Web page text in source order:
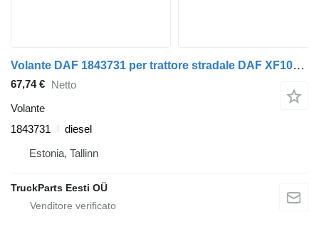
Volante DAF 1843731 per trattore stradale DAF XF106 (2014-)
67,74 € Netto
Volante
1843731
diesel
Estonia, Tallinn
TruckParts Eesti OÜ